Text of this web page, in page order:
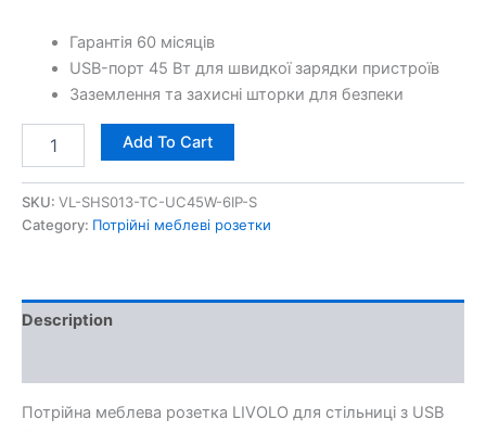
Гарантія 60 місяців
USB-порт 45 Вт для швидкої зарядки пристроїв
Заземлення та захисні шторки для безпеки
Add To Cart
SKU: VL-SHS013-TC-UC45W-6IP-S
Category: Потрійні меблеві розетки
Description
Потрійна меблева розетка LIVOLO для стільниці з USB